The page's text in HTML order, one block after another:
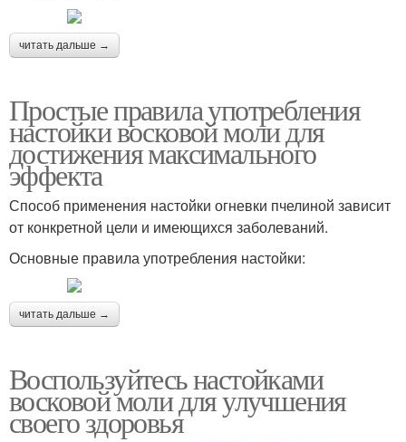
читать дальше →
Простые правила употребления
настойки восковой моли для
достижения максимального
эффекта
Способ применения настойки огневки пчелиной зависит
от конкретной цели и имеющихся заболеваний.
Основные правила употребления настойки:
читать дальше →
Воспользуйтесь настойками
восковой моли для улучшения
своего здоровья